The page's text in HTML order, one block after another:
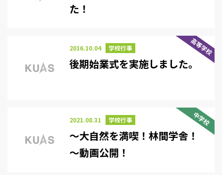
た！
高等学校
2016.10.04 学校行事
後期始業式を実施しました。
中学校
2021.08.31 学校行事
～大自然を満喫！林間学舎！
～動画公開！